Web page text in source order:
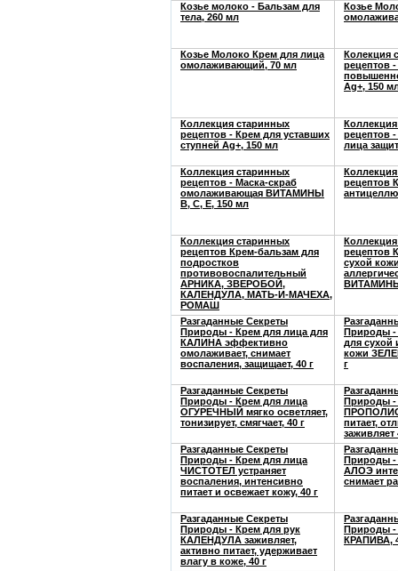
Козье молоко - Бальзам для
тела, 260 мл
Козье
Козье Молоко Крем для лица
омолаживающий, 70 мл
Колекция
рецептов
Ag+, 150
Коллекция старинных
рецептов - Крем для уставших
ступней Ag+, 150 мл
рецептов
лица
Коллекция старинных
рецептов - Маска-скраб
омолаживающая ВИТАМИНЫ
В, С, Е, 150 мл
рецептов
Коллекция старинных
рецептов Крем-бальзам для
подростков
противовоспалительный
АРНИКА, ЗВЕРОБОЙ,
КАЛЕНДУЛА, МАТЬ-И-МАЧЕХА,
РОМАШ
рецептов
сухой
Разгаданные Секреты
Природы - Крем для лица для
КАЛИНА эффективно
омолаживает, снимает
воспаления, защищает, 40 г
Природы -
для сухой
кожи
г
Разгаданные Секреты
Природы - Крем для лица
ОГУРЕЧНЫЙ мягко осветляет,
тонизирует, смягчает, 40 г
Природы -
питает,
заживляет
Разгаданные Секреты
Природы - Крем для лица
ЧИСТОТЕЛ устраняет
воспаления, интенсивно
питает и освежает кожу, 40 г
Природы -
АЛОЭ
снимает
Разгаданные Секреты
Природы - Крем для рук
КАЛЕНДУЛА заживляет,
активно питает, удерживает
влагу в коже, 40 г
Природы -
КРАПИВА,